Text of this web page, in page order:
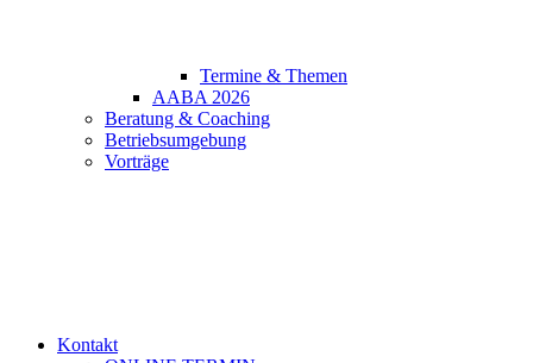
Termine & Themen
AABA 2026
Beratung & Coaching
Betriebsumgebung
Vorträge
Kontakt